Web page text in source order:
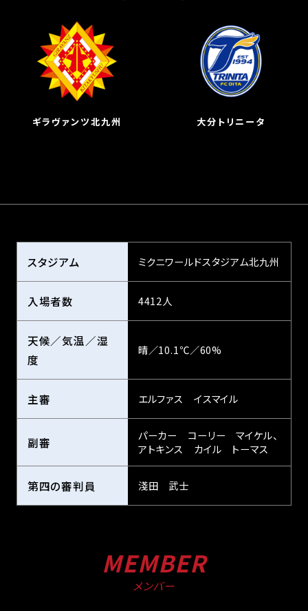
ギラヴァンツ北九州 大分トリニータ
スタジアム ミクニワールドスタジアム北九州
入場者数 4412人
天候／気温／湿
度
晴／10.1℃／60%
主審 エルファス イスマイル
副審
パーカー コーリー マイケル、
アトキンス カイル トーマス
第四の審判員 淺田 武士
MEMBER
メンバー